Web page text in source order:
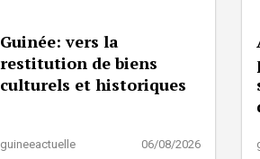
Guinée: vers la
restitution de biens
culturels et historiques
guineeactuelle 06/08/2026